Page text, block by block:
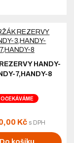
HANDY-
7,HANDY-8
OČEKÁVÁME
Kč s DPH